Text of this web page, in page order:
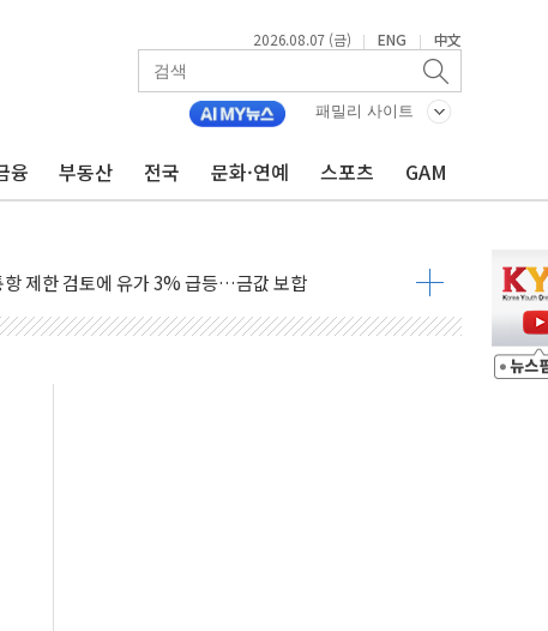
2026.08.07 (금) | ENG | 中文
패밀리 사이트
융 부동산 전국 문화·연예 스포츠 GAM
명령 서명…출생시민권 제한 재시동
수품 부족설 일축 "막대한 무기 보유"
어…다음 과제는 '외형 확대'
환 조짐에 전월세시장 '긴장'
제한 검토에 유가 3% 급등…금값 보합
다우 5거래일 랠리 '마침표'
·김민석 후보 - 8월 7일
회의…주택 공급 대책 막바지 조율할 듯
부분 상승… "2분기 기업 순이익 21% 증가" 전망